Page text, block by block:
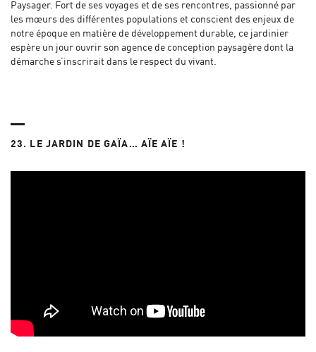
Paysager. Fort de ses voyages et de ses rencontres, passionné par
les mœurs des différentes populations et conscient des enjeux de
notre époque en matière de développement durable, ce jardinier
espère un jour ouvrir son agence de conception paysagère dont la
démarche s’inscrirait dans le respect du vivant.
23. LE JARDIN DE GAÏA… AÏE AÏE !